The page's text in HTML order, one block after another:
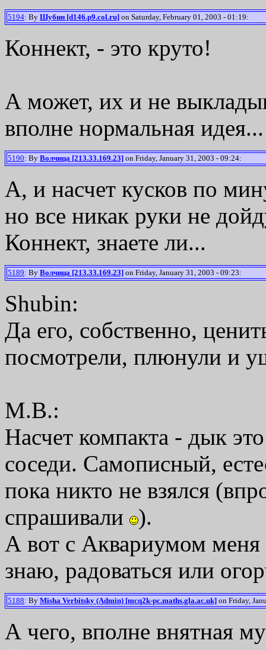
5194: By Шубин [d146.p9.col.ru] on Saturday, February 01, 2003 - 01:19:
Коннект, - это круто!
А может, их и не
вполне нормальная идея...
5190: By Волчица [213.33.169.23] on Friday, January 31, 2003 - 09:24:
А, и насчет кусков по
но все никак руки не
Коннект, знаете ли...
5189: By Волчица [213.33.169.23] on Friday, January 31, 2003 - 09:23:
Shubin:
Да его, собственно,
посмотрели, плюнули и
М.В.:
Насчет компакта - дык
соседи. Самописный,
пока никто не взялся
спрашивали
).
А вот с Аквариумом
знаю, радоваться или
5188: By Misha Verbitsky (Admin) [mcq2k-pc.maths.gla.ac.uk] on Friday,
А чего, вполне внятная